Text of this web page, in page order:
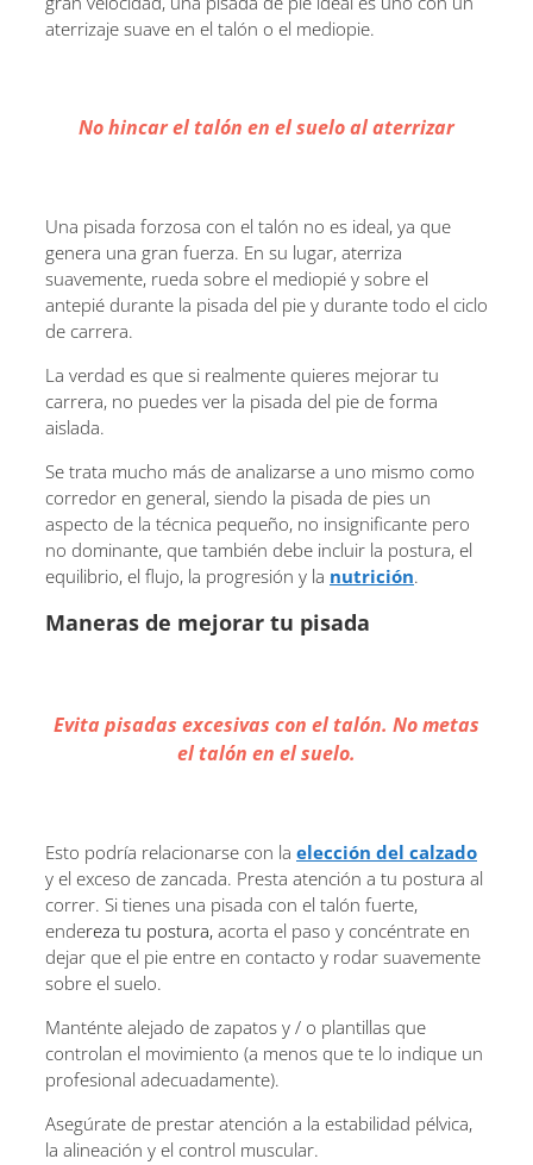
aterrizaje suave en el talón o el mediopie.
No hincar el talón en el suelo al aterrizar
Una pisada forzosa con el talón no es ideal, ya que
genera una gran fuerza. En su lugar, aterriza
suavemente, rueda sobre el mediopié y sobre el
antepié durante la pisada del pie y durante todo el ciclo
de carrera.
La verdad es que si realmente quieres mejorar tu
carrera, no puedes ver la pisada del pie de forma
aislada.
Se trata mucho más de analizarse a uno mismo como
corredor en general, siendo la pisada de pies un
aspecto de la técnica pequeño, no insignificante pero
no dominante, que también debe incluir la postura, el
equilibrio, el flujo, la progresión y la nutrición.
Maneras de mejorar tu pisada
Evita pisadas excesivas con el talón. No metas
el talón en el suelo.
Esto podría relacionarse con la elección del calzado
y el exceso de zancada. Presta atención a tu postura al
correr. Si tienes una pisada con el talón fuerte,
endereza tu postura, acorta el paso y concéntrate en
dejar que el pie entre en contacto y rodar suavemente
sobre el suelo.
Manténte alejado de zapatos y / o plantillas que
controlan el movimiento (a menos que te lo indique un
profesional adecuadamente).
Asegúrate de prestar atención a la estabilidad pélvica,
la alineación y el control muscular.